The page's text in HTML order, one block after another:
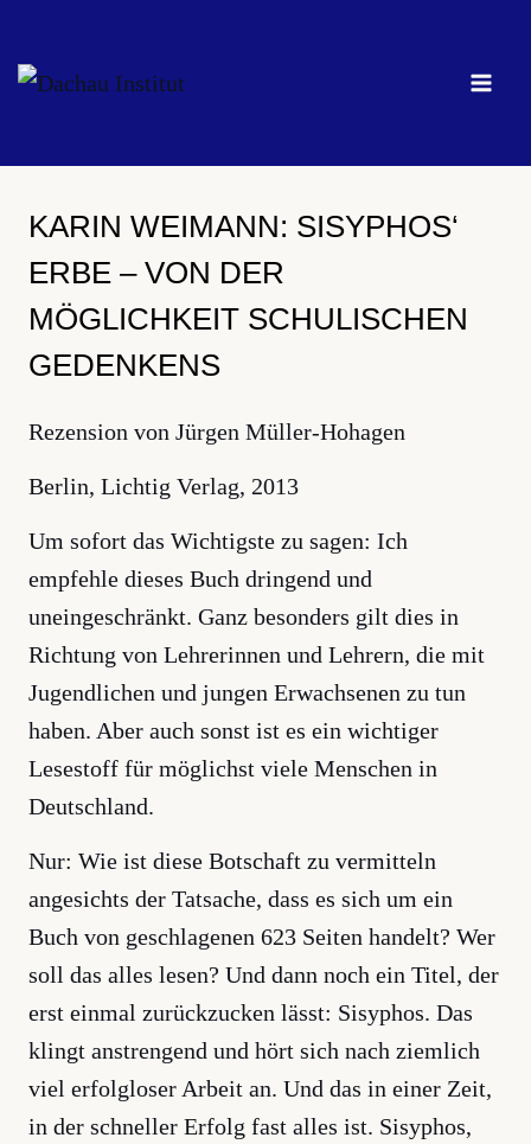
springen
KARIN WEIMANN: SISYPHOS‘
ERBE – VON DER
MÖGLICHKEIT SCHULISCHEN
GEDENKENS
Rezension von Jürgen Müller-Hohagen
Berlin, Lichtig Verlag, 2013
Um sofort das Wichtigste zu sagen: Ich
empfehle dieses Buch dringend und
uneingeschränkt. Ganz besonders gilt dies in
Richtung von Lehrerinnen und Lehrern, die mit
Jugendlichen und jungen Erwachsenen zu tun
haben. Aber auch sonst ist es ein wichtiger
Lesestoff für möglichst viele Menschen in
Deutschland.
Nur: Wie ist diese Botschaft zu vermitteln
angesichts der Tatsache, dass es sich um ein
Buch von geschlagenen 623 Seiten handelt? Wer
soll das alles lesen? Und dann noch ein Titel, der
erst einmal zurückzucken lässt: Sisyphos. Das
klingt anstrengend und hört sich nach ziemlich
viel erfolgloser Arbeit an. Und das in einer Zeit,
in der schneller Erfolg fast alles ist. Sisyphos,